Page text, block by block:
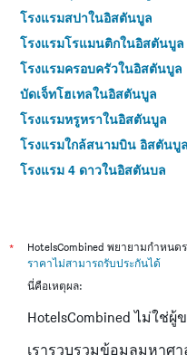
โรงแรมสปาในอิสตันบูล
โรงแรมโรแมนติกในอิสตันบูล
โรงแรมครอบครัวในอิสตันบูล
บัดเจ็ทโฮเทลในอิสตันบูล
โรงแรมหรูหราในอิสตันบูล
โรงแรมใกล้สนามบิน อิสตันบู
โรงแรม 4 ดาวในอิสตันบูล
*
HotelsCombined พยายามกำหน
ราคาไม่สามารถรับประกันได้
นี่คือเหตุผล:
HotelsCombined ไม่ใช่ผู้
เรารวบรวมข้อมูลมหาศ